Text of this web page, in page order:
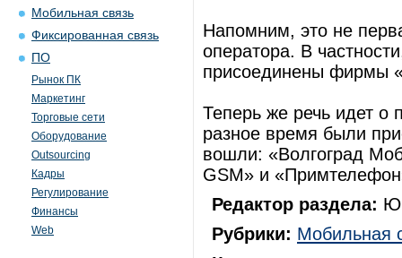
Мобильная связь
Фиксированная связь
ПО
Рынок ПК
Маркетинг
Торговые сети
Оборудование
Outsourcing
Кадры
Регулирование
Финансы
Web
Напомним, это не
оператора. В
присоединены фирмы
Теперь же речь идет о
разное время были
вошли: «Волгоград
GSM» и
Редактор раздела:
Рубрики: Мобильная